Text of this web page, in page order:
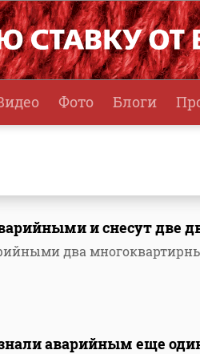
Фото Блоги
и снесут две
два
аварийным еще